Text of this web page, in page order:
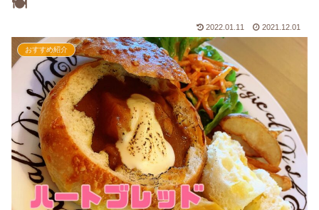
🍽
2022.01.11 2021.12.01
おすすめ紹介